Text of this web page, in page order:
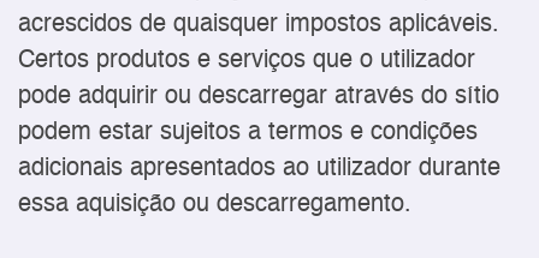
acrescidos de quaisquer impostos aplicáveis.
Certos produtos e serviços que o utilizador
pode adquirir ou descarregar através do sítio
podem estar sujeitos a termos e condições
adicionais apresentados ao utilizador durante
essa aquisição ou descarregamento.